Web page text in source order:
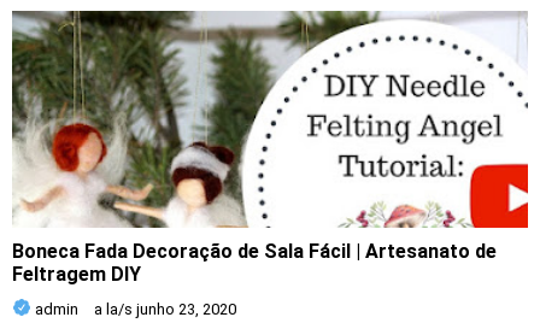
Boneca Fada Decoração de Sala Fácil | Artesanato de
Feltragem DIY
admin a la/s junho 23, 2020